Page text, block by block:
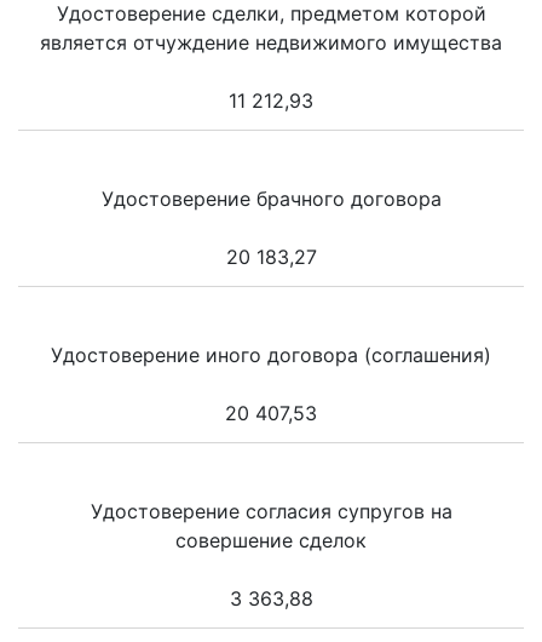
Удостоверение сделки, предметом которой
является отчуждение недвижимого имущества
11 212,93
Удостоверение брачного договора
20 183,27
Удостоверение иного договора (соглашения)
20 407,53
Удостоверение согласия супругов на
совершение сделок
3 363,88